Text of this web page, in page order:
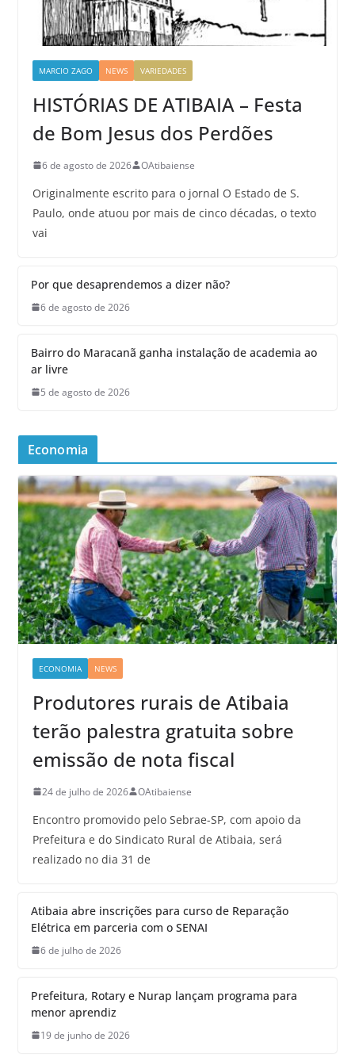
MARCIO ZAGO NEWS VARIEDADES
HISTÓRIAS DE ATIBAIA – Festa
de Bom Jesus dos Perdões
6 de agosto de 2026 OAtibaiense
Originalmente escrito para o jornal O Estado de S.
Paulo, onde atuou por mais de cinco décadas, o texto
vai
Por que desaprendemos a dizer não?
6 de agosto de 2026
Bairro do Maracanã ganha instalação de academia ao
ar livre
5 de agosto de 2026
Economia
ECONOMIA NEWS
Produtores rurais de Atibaia
terão palestra gratuita sobre
emissão de nota fiscal
24 de julho de 2026 OAtibaiense
Encontro promovido pelo Sebrae-SP, com apoio da
Prefeitura e do Sindicato Rural de Atibaia, será
realizado no dia 31 de
Atibaia abre inscrições para curso de Reparação
Elétrica em parceria com o SENAI
6 de julho de 2026
Prefeitura, Rotary e Nurap lançam programa para
menor aprendiz
19 de junho de 2026